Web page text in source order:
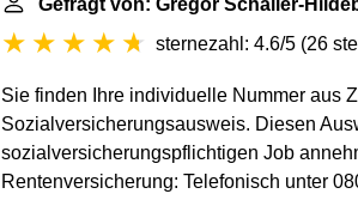
Gefragt von: Gregor Schaller-
sternezahl: 4.6/5 (26
Sie finden Ihre individuelle Nummer aus
Sozialversicherungsausweis. Diesen
sozialversicherungspflichtigen Job
Rentenversicherung: Telefonisch unter